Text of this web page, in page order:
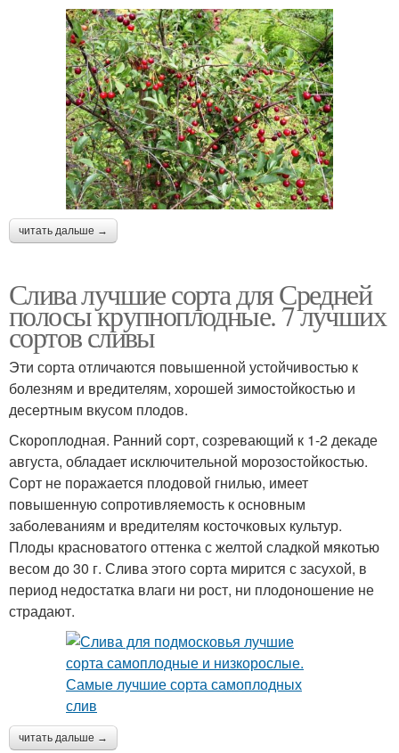
читать дальше →
Слива лучшие сорта для Средней
полосы крупноплодные. 7 лучших
сортов сливы
Эти сорта отличаются повышенной устойчивостью к
болезням и вредителям, хорошей зимостойкостью и
десертным вкусом плодов.
Скороплодная. Ранний сорт, созревающий к 1-2 декаде
августа, обладает исключительной морозостойкостью.
Сорт не поражается плодовой гнилью, имеет
повышенную сопротивляемость к основным
заболеваниям и вредителям косточковых культур.
Плоды красноватого оттенка с желтой сладкой мякотью
весом до 30 г. Слива этого сорта мирится с засухой, в
период недостатка влаги ни рост, ни плодоношение не
страдают.
читать дальше →